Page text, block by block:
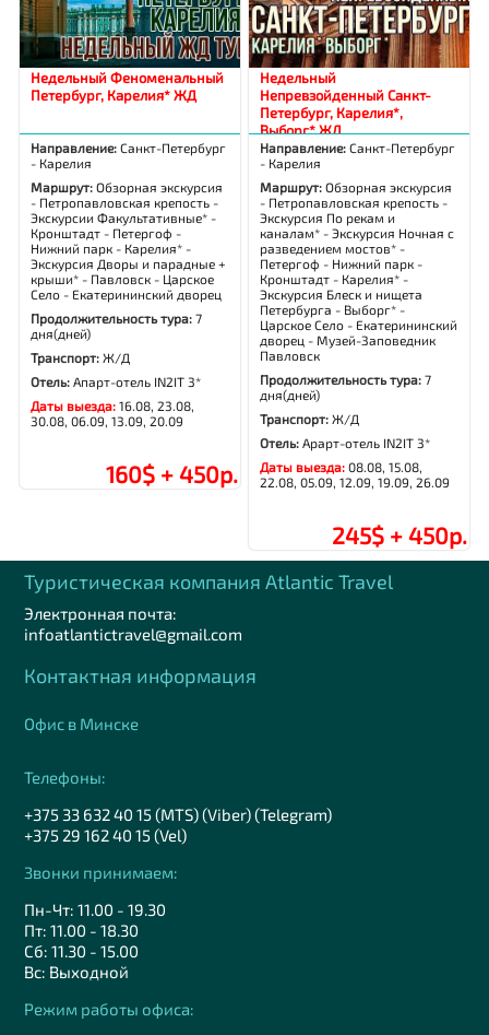
Недельный Феноменальный
Петербург, Карелия* ЖД
Направление:Санкт-Петербург
- Карелия
Маршрут:Обзорная экскурсия
- Петропавловская крепость -
Экскурсии Факультативные* -
Кронштадт - Петергоф -
Нижний парк - Карелия* -
Экскурсия Дворы и парадные +
крыши* - Павловск - Царское
Село - Екатерининский дворец
Продолжительность тура:7
дня(дней)
Транспорт:Ж/Д
Отель:Апарт-отель IN2IT 3*
Даты выезда:16.08, 23.08,
30.08, 06.09, 13.09, 20.09
160$ + 450р.
Недельный
Непревзойденный Санкт-
Петербург, Карелия*,
Выборг* ЖД
Направление:Санкт-Петербург
- Карелия
Маршрут:Обзорная экскурсия
- Петропавловская крепость -
Экскурсия По рекам и
каналам* - Экскурсия Ночная с
разведением мостов* -
Петергоф - Нижний парк -
Кронштадт - Карелия* -
Экскурсия Блеск и нищета
Петербурга - Выборг* -
Царское Село - Екатерининский
дворец - Музей-Заповедник
Павловск
Продолжительность тура:7
дня(дней)
Транспорт:Ж/Д
Отель:Арарт-отель IN2IT 3*
Даты выезда:08.08, 15.08,
22.08, 05.09, 12.09, 19.09, 26.09
245$ + 450р.
Туристическая компания Аtlantic Travel
Электронная почта:
infoatlantictravel@gmail.com
Контактная информация
Офис в Минске
Телефоны:
+375 33 632 40 15 (MTS) (Viber) (Telegram)
+375 29 162 40 15 (Vel)
Звонки принимаем:
Пн-Чт: 11.00 - 19.30
Пт: 11.00 - 18.30
Сб: 11.30 - 15.00
Вс: Выходной
Режим работы офиса: